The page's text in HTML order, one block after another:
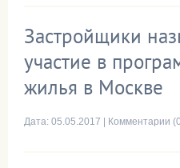
Застройщики
участие в
жилья в Москве
Дата: 05.05.2017 Комментарии